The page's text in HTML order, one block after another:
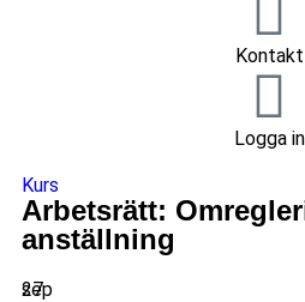
Kontakt
Logga in
Kurs
Arbetsrätt:
anställning
27
sep